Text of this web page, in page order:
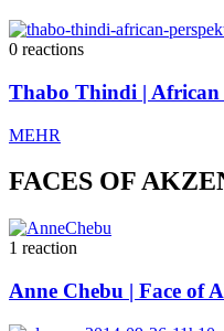
0 reactions
Thabo Thindi | African
MEHR
FACES OF
1 reaction
Anne Chebu | Face of